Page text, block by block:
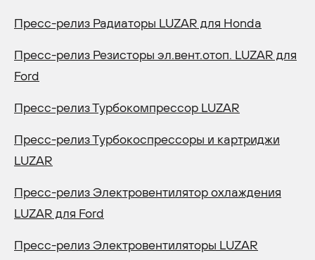
Пресс-релиз Радиаторы LUZAR для Honda
Пресс-релиз Резисторы эл.вент.отоп. LUZAR для
Ford
Пресс-релиз Турбокомпрессор LUZAR
Пресс-релиз Турбокоспрессоры и картриджи
LUZAR
Пресс-релиз Электровентилятор охлаждения
LUZAR для Ford
Пресс-релиз Электровентиляторы LUZAR